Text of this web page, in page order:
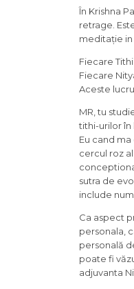
În Krishna
retrage.
meditație in
Fiecare
Fiecare
Aceste
MR, tu
tithi-urilor în
Eu cand
cercul roz
sutra de
include
Ca aspect
personala,
personală
poate fi
adjuvanta